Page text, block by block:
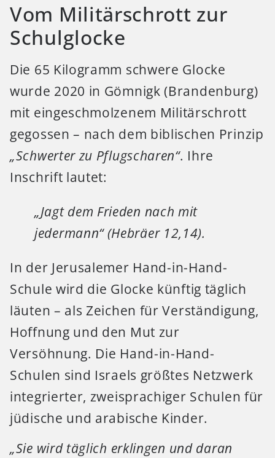
Vom Militärschrott zur
Schulglocke
Die 65 Kilogramm schwere Glocke
wurde 2020 in Gömnigk (Brandenburg)
mit eingeschmolzenem Militärschrott
gegossen – nach dem biblischen Prinzip
„Schwerter zu Pflugscharen“. Ihre
Inschrift lautet:
„Jagt dem Frieden nach mit
jedermann“ (Hebräer 12,14).
In der Jerusalemer Hand-in-Hand-
Schule wird die Glocke künftig täglich
läuten – als Zeichen für Verständigung,
Hoffnung und den Mut zur
Versöhnung. Die Hand-in-Hand-
Schulen sind Israels größtes Netzwerk
integrierter, zweisprachiger Schulen für
jüdische und arabische Kinder.
„Sie wird täglich erklingen und daran